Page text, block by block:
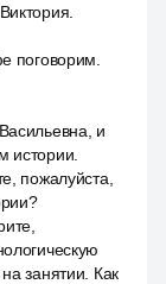
поговорим.
и
истории.
пожалуйста,
занятии. Как